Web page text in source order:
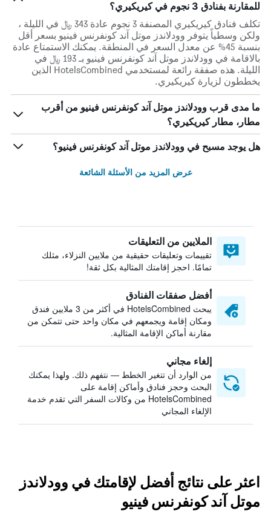
للمقارنة بفنادق 3 نجوم في كيريكيري؟
تكلف فنادق كيريكيري المصنفة 3 نجوم عادة 343 ﷼ في الليلة ،
ولكن وسطياً يتوفر وودلاندز موتل آند كونفرنس فينيو بسعر أقل
بنسبة 45% عن معدل السعر في المنطقة. يمكنك الاستمتاع عادة
بالاقامة في وودلاندز موتل آند كونفرنس فينيو بـ 193 ﷼ في
الليلة. هذه صفقة رائعة لمستخدمي HotelsCombined الذين
يخططون لزيارة كيريكيري.
ما مدى قرب وودلاندز موتل آند كونفرنس فينيو من أقرب
مطار، مطار كيريكيري؟
هل يوجد مسبح في وودلاندز موتل آند كونفرنس فينيو؟
عرض المزيد من الأسئلة الشائعة
الملايين من التعليقات
تقييمات وتعليقات حقيقية من ملايين النزلاء، مثلك
تمامًا. احجز إقامتك المثالية بكل ثقة!
أفضل صفقات الفنادق
يبحث HotelsCombined في أكثر من 3 ملايين فندق
ومكان إقامة ويجمعهم في مكان واحد حتى تتمكن من
مقارنة أماكن الإقامة المثالية.
إلغاء مجاني
من الوارد أن تتغير الخطط — نتفهم ذلك. ولهذا يمكنك
البحث وحجز فنادق وأماكن إقامة على
HotelsCombined من وكالات السفر التي تقدم خدمة
الإلغاء المجاني
اعثر على نتائج أفضل لإقامتك في وودلاندز
موتل آند كونفرنس فينيو